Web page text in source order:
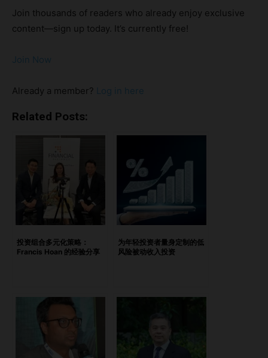
务咨询行业。凭借金融背景，她能够有效地管理投资。拥有十
多年投资经验的她，以基本面分析为基础，构建了多元化投资
方法的承诺。 “我认为全面的投资方法能更好地管理风
到投资机会。” 天使投资与科技初创公司 Fung 投身天使投
Asia Pro Ventures 合作，投资于一家科技初创公司。这家公
人和雇主充满热情，”Fung 说道，“这家初创公司有能力带来
积极的改变。” 投资理念与策略 在投资理念方面，Fung 强调
平衡。她的策略在追求资本增值和稳定收入流之间取得平衡，
同时通过复利实现长期财富增长。她的策略重点在于财富的保
值和增长。 与初创公司的协同合作 Fung 在与初创公司的合作
中采取灵活而协同的方式。她的参与程度会根据初创公司的需
求和自己的时间安排而变化。她非常重视与创始人之间的合作
投资一家电子商务和云计算巨头，这家公司最终成长为全球领
军企业，这让她深刻认识到识别有前景公司的重要性。而她在
一家电信公司的投资因竞争和技术变革而遇挫，这让她意识到
需要密切关注市场趋势并及时调整。 “成功的投资让我更加坚
Join thousands of readers who already enjoy exclusive
content—sign up today. It’s currently free!
Join Now
Already a member? Log in here
Related Posts:
投资组合多元化策略：
Francis Hoan 的经验分享
为年轻投资者量身定制的低
风险被动收入投资